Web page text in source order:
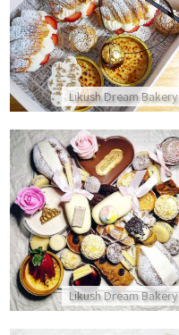
Likush Dream Bakery
התקשר/י
Likush Dream Bakery
מארז מתוק באהבה
התקשר/י